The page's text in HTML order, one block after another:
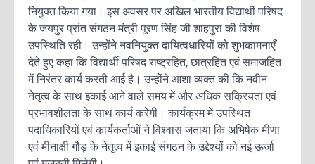
नियुक्त किया गया। इस अवसर पर अखिल भारतीय विद्यार्थी परिषद
के जयपुर प्रांत संगठन मंत्री पूरण सिंह जी शाहपुरा की विशेष
उपस्थिति रही। उन्होंने नवनियुक्त दायित्वधारियों को शुभकामनाएँ
देते हुए कहा कि विद्यार्थी परिषद राष्ट्रहित, छात्रहित एवं समाजहित
में निरंतर कार्य करती आई है। उन्होंने आशा व्यक्त की कि नवीन
नेतृत्व के साथ इकाई आने वाले समय में और अधिक सक्रियता एवं
प्रभावशीलता के साथ कार्य करेगी। कार्यक्रम में उपस्थित
पदाधिकारियों एवं कार्यकर्ताओं ने विश्वास जताया कि अभिषेक मीणा
एवं मीनाक्षी गौड़ के नेतृत्व में इकाई संगठन के उद्देश्यों को नई ऊर्जा